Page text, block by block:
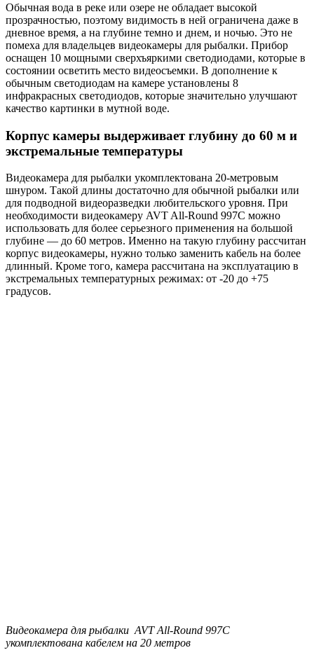
Обычная вода в реке или озере не обладает высокой
прозрачностью, поэтому видимость в ней ограничена даже в
дневное время, а на глубине темно и днем, и ночью. Это не
помеха для владельцев видеокамеры для рыбалки. Прибор
оснащен 10 мощными сверхъяркими светодиодами, которые в
состоянии осветить место видеосъемки. В дополнение к
обычным светодиодам на камере установлены 8
инфракрасных светодиодов, которые значительно улучшают
качество картинки в мутной воде.
Корпус камеры выдерживает глубину до 60 м и
экстремальные температуры
Видеокамера для рыбалки укомплектована 20-метровым
шнуром. Такой длины достаточно для обычной рыбалки или
для подводной видеоразведки любительского уровня. При
необходимости видеокамеру AVT All-Round 997C можно
использовать для более серьезного применения на большой
глубине — до 60 метров. Именно на такую глубину рассчитан
корпус видеокамеры, нужно только заменить кабель на более
длинный. Кроме того, камера рассчитана на эксплуатацию в
экстремальных температурных режимах: от -20 до +75
градусов.
Видеокамера для рыбалки AVT All-Round 997C
укомплектована кабелем на 20 метров